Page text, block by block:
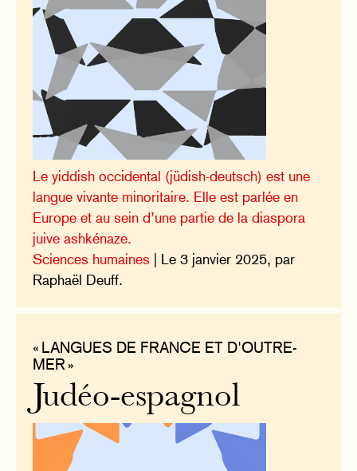
Le yiddish occidental (jüdish-deutsch) est une
langue vivante minoritaire. Elle est parlée en
Europe et au sein d’une partie de la diaspora
juive ashkénaze.
Sciences humaines | Le 3 janvier 2025, par
Raphaël Deuff.
« LANGUES DE FRANCE ET D'OUTRE-
MER »
Judéo-espagnol